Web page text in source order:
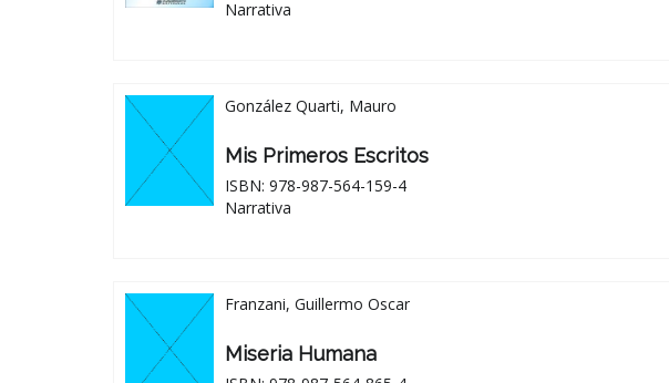
Narrativa
González Quarti, Mauro
Mis Primeros Escritos
ISBN: 978-987-564-159-4
Narrativa
Franzani, Guillermo Oscar
Miseria Humana